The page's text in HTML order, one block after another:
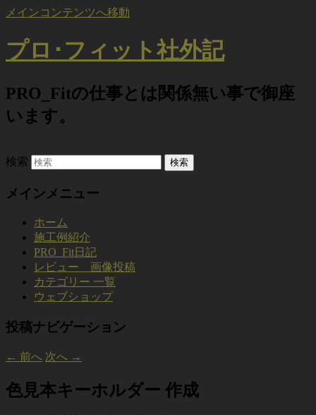
メインコンテンツへ移動
プロ･フィット社外記
PRO_Fitの仕事とは関係無い事で御座
います。
検索
メインメニュー
ホーム
施工例紹介
PRO_Fit日記
レビュー 画像投稿
カテゴリー 一覧
ウェブショップ
投稿ナビゲーション
← 前へ 次へ →
色見本キーホルダー 作成